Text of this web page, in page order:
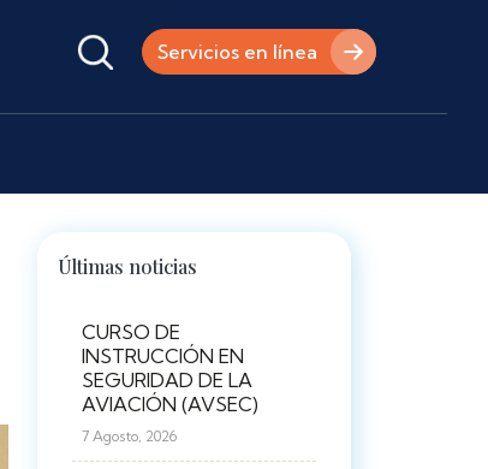
Servicios en línea
Últimas noticias
CURSO DE
INSTRUCCIÓN EN
SEGURIDAD DE LA
AVIACIÓN (AVSEC)
7 Agosto, 2026